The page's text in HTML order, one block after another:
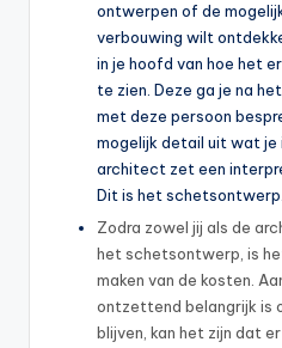
ontwerpen of de
verbouwing wilt
in je hoofd van hoe het
te zien. Deze ga je na
met deze persoon
mogelijk detail uit wat je
architect zet een
Dit is het schetsontwerp.
Zodra zowel jij als de
het schetsontwerp, is
maken van de kosten.
ontzettend belangrijk is
blijven, kan het zijn dat